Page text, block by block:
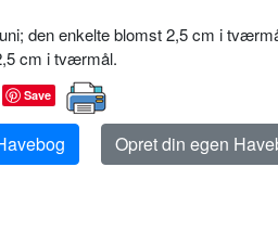
den enkelte blomst 2,5 cm i
cm i tværmål.
Save
Opret din egen